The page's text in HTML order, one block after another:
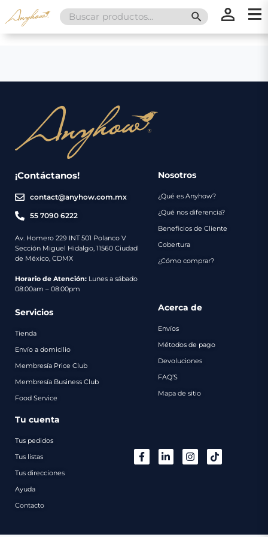
Search
for:
SEARCH
¡Contáctanos!
contact@anyhow.com.mx
55 7090 6222
Av. Homero 229 INT 501 Polanco V
Sección Miguel Hidalgo, 11560 Ciudad
de México, CDMX
Horario de Atención: Lunes a sábado
08:00am – 08:00pm
Nosotros
¿Qué es Anyhow?
¿Qué nos diferencia?
Beneficios de Cliente
Cobertura
¿Cómo comprar?
Servicios
Tienda
Envío a domicilio
Membresía Price Club
Membresía Business Club
Food Service
Acerca de
Envíos
Métodos de pago
Devoluciones
FAQ’S
Mapa de sitio
Tu cuenta
Tus pedidos
Tus listas
Tus direcciones
Ayuda
Contacto
Nosotros
Servicios
Envíos
Métodos
de
Catálogo
Regalos
Contacto